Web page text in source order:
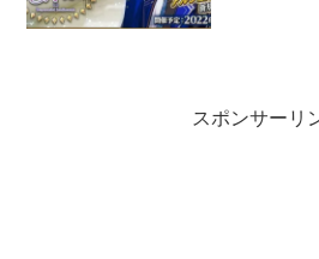
スポンサーリ